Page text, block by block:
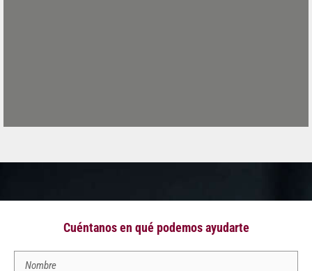
Cuéntanos en qué podemos ayudarte